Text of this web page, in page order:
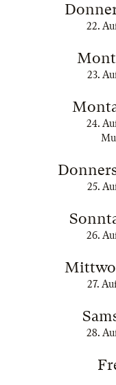
22.
23.
24.
25.
26.
27.
28.